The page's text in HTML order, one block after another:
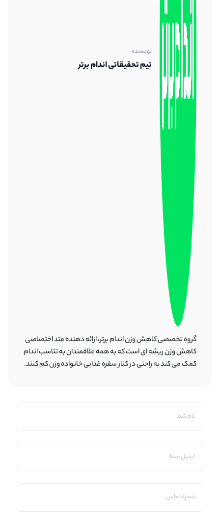
نویسنده
تیم تحقیقاتی اندام برتر
گروه تخصصی کاهش وزن اندام برتر، ارائه دهنده متد اختصاصی
کاهش وزن ریشه ای است که به همه علاقمندان به تناسب اندام
کمک می کند به راحتی در کنار سفره غذایی خانواده وزن کم کنند.